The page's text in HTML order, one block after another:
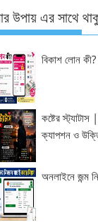
উপায় এর সাথে
বিকাশ লোন
কষ্টের
ক্যাপশন ও
অনলাইনে জন্ম